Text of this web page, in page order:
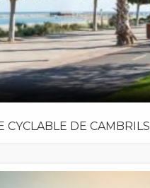
CYCLABLE DE CAMBRILS